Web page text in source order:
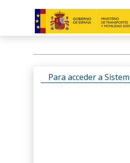
Para acceder a